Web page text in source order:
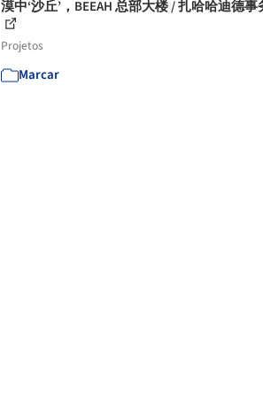
漠中‘沙丘’，BEEAH 总部大楼 / 扎哈哈迪德事
Projetos
Marcar